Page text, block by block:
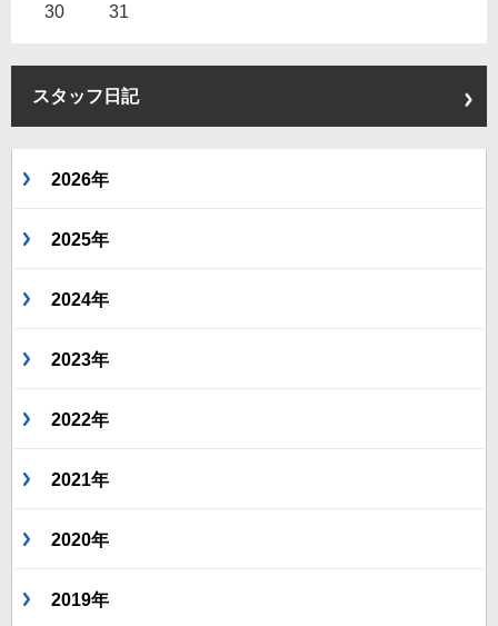
30 31
スタッフ日記
2026年
2025年
2024年
2023年
2022年
2021年
2020年
2019年